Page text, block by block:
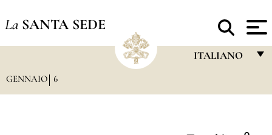
La SANTA SEDE
ITALIANO
GENNAIO 6